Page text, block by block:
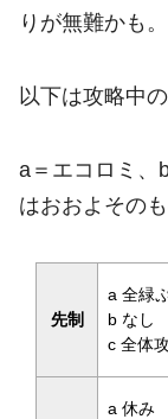
りが無難かも。
以下は攻略中
a＝エコロミ、
はおおよそのも
先制
a 全緑
b なし
c 全体
a 休み